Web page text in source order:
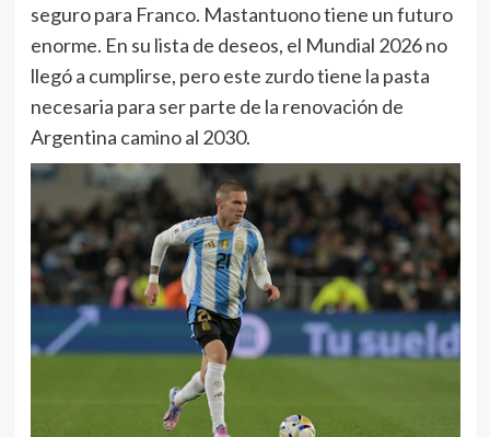
Franco Mastantuono (Photo by JUAN
MABROMATA / AFP)
“¿En qué momento te enteraste de tu
convocatoria para la selección argentina? Vas al